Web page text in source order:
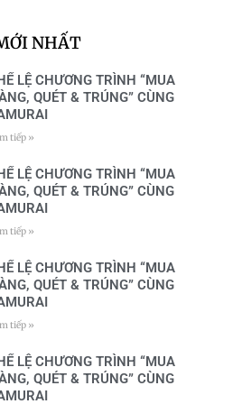
a
m
s
t
NHẤT
LỆ CHƯƠNG TRÌNH “MUA
QUÉT & TRÚNG” CÙNG
tiếp »
LỆ CHƯƠNG TRÌNH “MUA
QUÉT & TRÚNG” CÙNG
tiếp »
LỆ CHƯƠNG TRÌNH “MUA
QUÉT & TRÚNG” CÙNG
tiếp »
LỆ CHƯƠNG TRÌNH “MUA
QUÉT & TRÚNG” CÙNG